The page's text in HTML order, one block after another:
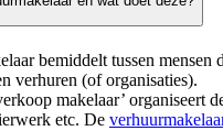
bemiddelt tussen mensen
verhuren (of organisaties).
makelaar’ organiseert
etc. De